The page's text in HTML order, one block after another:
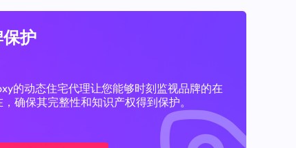
护
的动态住宅代理让您能够时刻监视品牌的在
确保其完整性和知识产权得到保护。